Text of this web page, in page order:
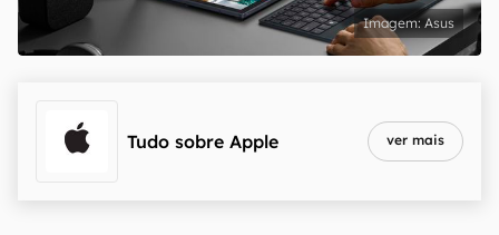
Asus
Tudo sobre Apple ver mais